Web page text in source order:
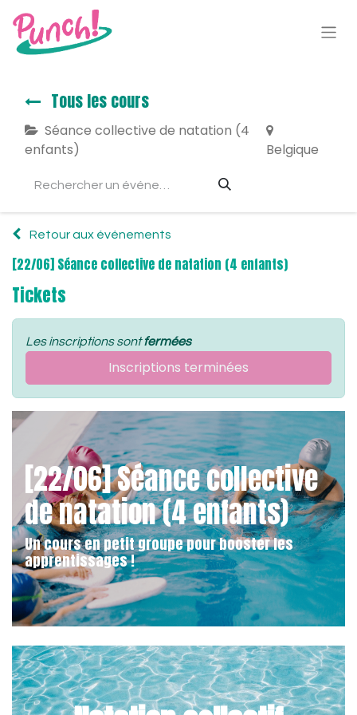
Tous les cours
Séance collective de natation (4
enfants)
Belgique
Retour aux événements
[22/06] Séance collective de natation (4 enfants)
Tickets
Les inscriptions sontfermées
Inscriptions terminées
[22/06] Séance collective
de natation (4 enfants)
Un cours en petit groupe pour booster les
apprentissages !